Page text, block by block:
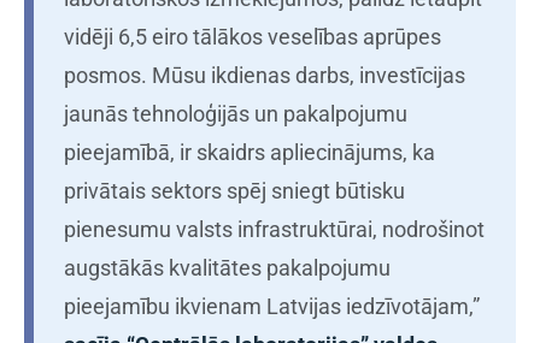
vidēji 6,5 eiro tālākos veselības aprūpes
posmos. Mūsu ikdienas darbs, investīcijas
jaunās tehnoloģijās un pakalpojumu
pieejamībā, ir skaidrs apliecinājums, ka
privātais sektors spēj sniegt būtisku
pienesumu valsts infrastruktūrai, nodrošinot
augstākās kvalitātes pakalpojumu
pieejamību ikvienam Latvijas iedzīvotājam,”